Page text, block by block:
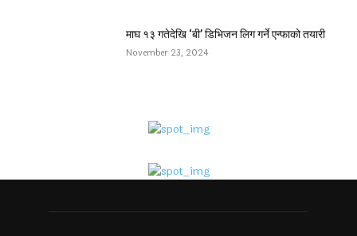
माघ १३ गतेदेखि ‘बी’ डिभिजन लिग गर्ने एन्फाको तयारी
November 23, 2024